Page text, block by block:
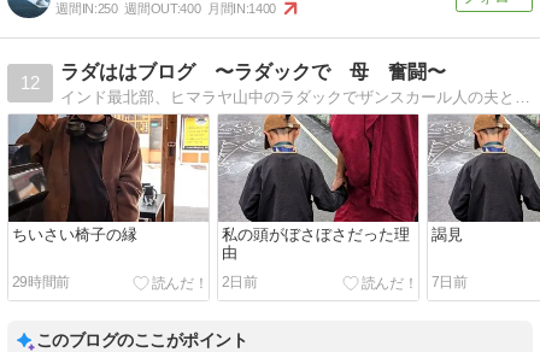
週間IN:250 週間OUT:400 月間IN:1400
12
ラダははブログ 〜ラダックで 母 奮闘〜
インド最北部、ヒマラヤ山中のラダックでザンスカール人の夫と4人の息子たちと過ごす毎日です。夫の経営する旅行代理店「ヒドゥンヒマラヤ」のことも綴っています。
ちいさい椅子の縁
29時間前
私の頭がぼさぼさだった理
由
2日前
謁見
7日前
このブログのここがポイント